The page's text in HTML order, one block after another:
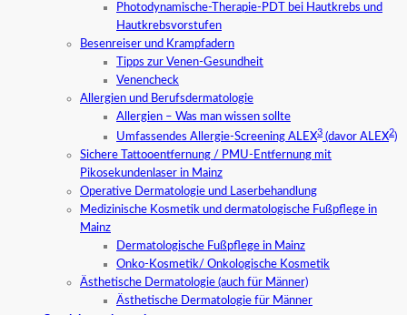
Photodynamische-Therapie-PDT bei Hautkrebs und
Hautkrebsvorstufen
Besenreiser und Krampfadern
Tipps zur Venen-Gesundheit
Venencheck
Allergien und Berufsdermatologie
Allergien – Was man wissen sollte
Umfassendes Allergie-Screening ALEX3 (davor ALEX2)
Sichere Tattooentfernung / PMU-Entfernung mit
Pikosekundenlaser in Mainz
Operative Dermatologie und Laserbehandlung
Medizinische Kosmetik und dermatologische Fußpflege in
Mainz
Dermatologische Fußpflege in Mainz
Onko-Kosmetik/ Onkologische Kosmetik
Ästhetische Dermatologie (auch für Männer)
Ästhetische Dermatologie für Männer